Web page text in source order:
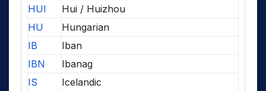
HUI
Hui / Huizhou
HU
Hungarian
IB
Iban
IBN
Ibanag
IS
Icelandic